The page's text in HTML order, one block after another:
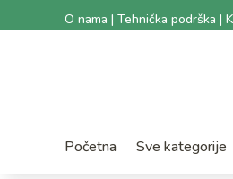
O nama | Tehnička podrška |
Početna Sve kategorije